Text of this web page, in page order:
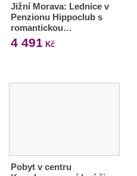
Jižní Morava: Lednice v
Penzionu Hippoclub s
romantickou…
4 491 Kč
Pobyt v centru